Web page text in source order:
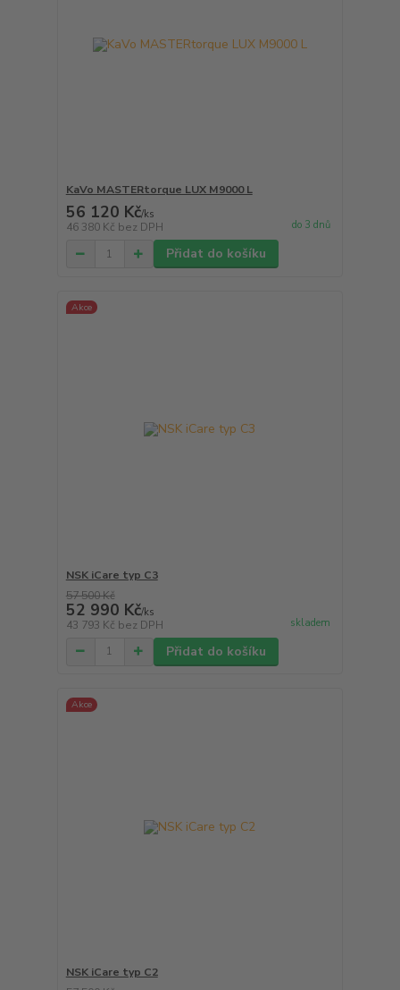
KaVo MASTERtorque LUX M9000 L
56 120 Kč/ks
46 380 Kč bez DPH do 3 dnů
Přidat do košíku
Akce
NSK iCare typ C3
57 500 Kč
52 990 Kč/ks
43 793 Kč bez DPH skladem
Přidat do košíku
Akce
NSK iCare typ C2